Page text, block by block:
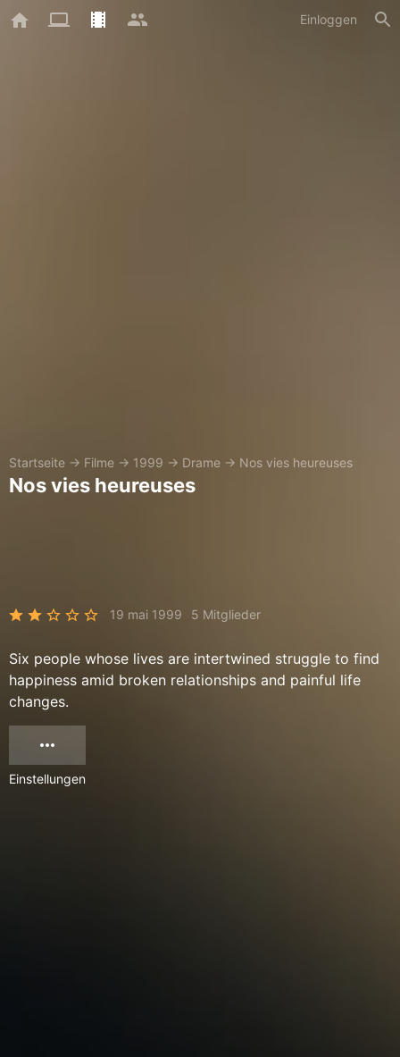
Einloggen
Startseite → Filme → 1999 → Drame → Nos vies heureuses
Nos vies heureuses
19 mai 1999 5 Mitglieder
Six people whose lives are intertwined struggle to find
happiness amid broken relationships and painful life
changes.
Einstellungen